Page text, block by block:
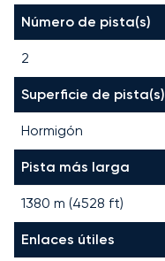
Número de pista(s)
2
Superficie de pista(s)
Hormigón
Pista más larga
1380 m (4528 ft)
Enlaces útiles